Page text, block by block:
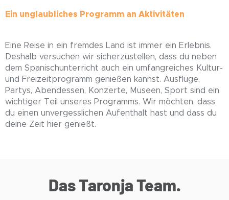
Ein unglaubliches Programm an Aktivitäten
Eine Reise in ein fremdes Land ist immer ein Erlebnis.
Deshalb versuchen wir sicherzustellen, dass du neben
dem Spanischunterricht auch ein umfangreiches Kultur-
und Freizeitprogramm genießen kannst. Ausflüge,
Partys, Abendessen, Konzerte, Museen, Sport sind ein
wichtiger Teil unseres Programms. Wir möchten, dass
du einen unvergesslichen Aufenthalt hast und dass du
deine Zeit hier genießt.
Das Taronja Team.